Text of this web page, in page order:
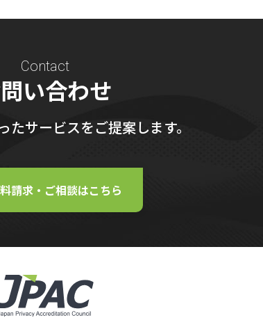
Contact
い合わせ
たサービスをご提案します。
請求・ご相談はこちら